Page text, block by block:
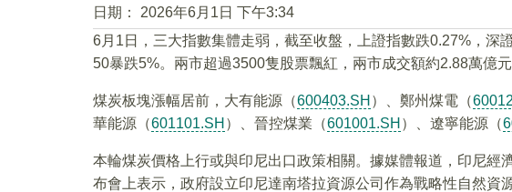
日期：
2026年6月1日 下午3:34
6月1日，三大指數集體走弱，截至收盤，上證指數跌0.27%，深
50暴跌5%。兩市超過3500隻股票飄紅，兩市成交額約2.88萬億元
煤炭板塊漲幅居前，大有能源（600403.SH ）、鄭州煤電（
華能源（601101.SH ）、晉控煤業（601001.SH ）、遼寧能源（
本輪煤炭價格上行或與印尼出口政策相關。據媒體報道，印尼經
布會上表示，政府設立印尼達南塔拉資源公司作為戰略性自然資